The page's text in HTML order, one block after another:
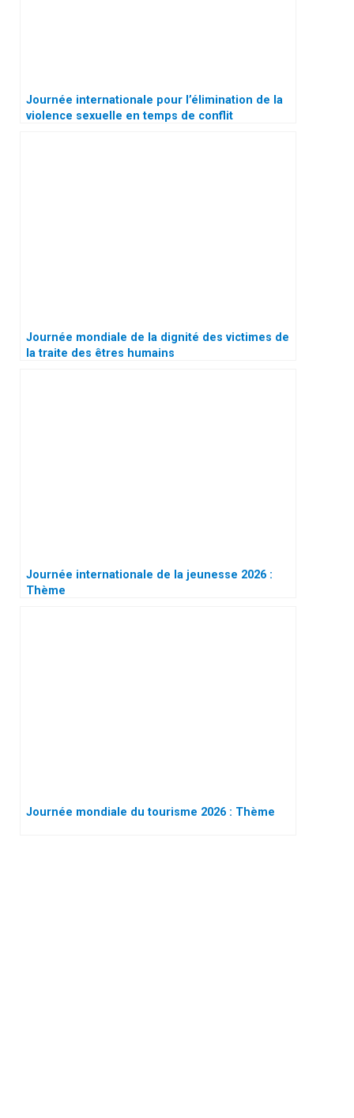
Journée internationale pour l’élimination de la
violence sexuelle en temps de conflit
Journée mondiale de la dignité des victimes de
la traite des êtres humains
Journée internationale de la jeunesse 2026 :
Thème
Journée mondiale du tourisme 2026 : Thème